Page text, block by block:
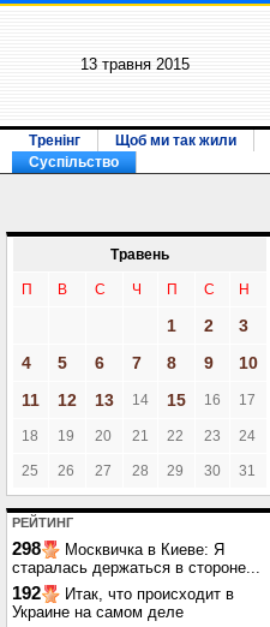
13 травня 2015
Тренінг Щоб ми так жили
Суспільство
Травень
П В С Ч П С Н
1 2
3
4
5 6 7 8 9
10
11
12 13 14 15 16 17
18 19 20 21 22 23 24
25 26 27 28 29 30 31
РЕЙТИНГ
298
Москвичка в Киеве: Я
старалась держаться в стороне...
192
Итак, что происходит в
Украине на самом деле